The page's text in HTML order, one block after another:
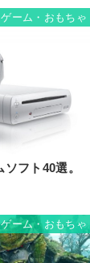
ゲーム・おもちゃ
フト40選。
ゲーム・おもちゃ